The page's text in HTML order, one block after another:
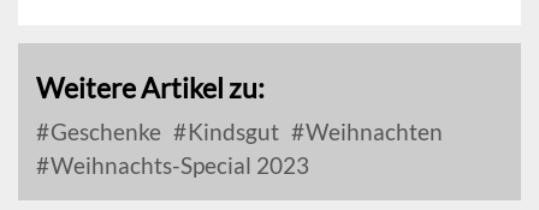
Weitere Artikel zu:
Geschenke Kindsgut
Weihnachten
Weihnachts-Special 2023